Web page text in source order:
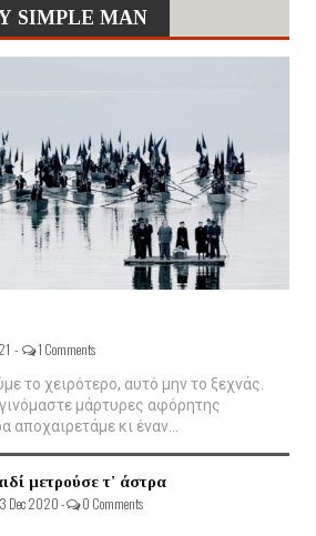
MAN
- 1 Comments
το χειρότερο, αυτό μην το ξεχνάς.
μάρτυρες αφόρητης
αποχαιρετάμε κι έναν...
μετρούσε τ' άστρα
Dec 2020 - 0 Comments